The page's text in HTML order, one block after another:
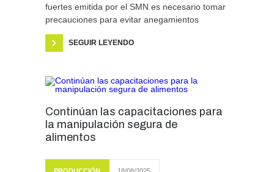
fuertes emitida por el SMN es necesario tomar
precauciones para evitar anegamientos
SEGUIR LEYENDO
Continúan las capacitaciones para
la manipulación segura de
alimentos